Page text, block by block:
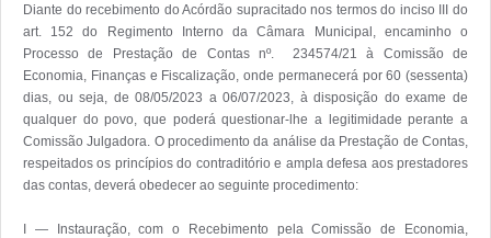
Diante do recebimento do Acórdão supracitado nos termos do inciso III do
art. 152 do Regimento Interno da Câmara Municipal, encaminho o
Processo de Prestação de Contas nº.  234574/21 à Comissão de
Economia, Finanças e Fiscalização, onde permanecerá por 60 (sessenta)
dias, ou seja, de 08/05/2023 a 06/07/2023, à disposição do exame de
qualquer do povo, que poderá questionar-lhe a legitimidade perante a
Comissão Julgadora. O procedimento da análise da Prestação de Contas,
respeitados os princípios do contraditório e ampla defesa aos prestadores
das contas, deverá obedecer ao seguinte procedimento:
I — Instauração, com o Recebimento pela Comissão de Economia,